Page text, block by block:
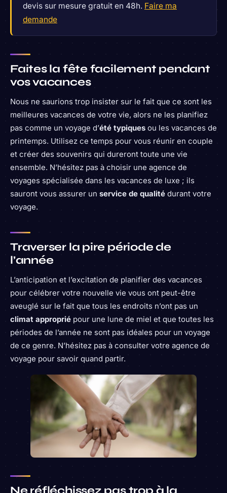
devis sur mesure gratuit en 48h. Faire ma
demande
Faites la fête facilement pendant
vos vacances
Nous ne saurions trop insister sur le fait que ce sont les
meilleures vacances de votre vie, alors ne les planifiez
pas comme un voyage d’été typiques ou les vacances de
printemps. Utilisez ce temps pour vous réunir en couple
et créer des souvenirs qui dureront toute une vie
ensemble. N’hésitez pas à choisir une agence de
voyages spécialisée dans les vacances de luxe ; ils
sauront vous assurer un service de qualité durant votre
voyage.
Traverser la pire période de
l’année
L’anticipation et l’excitation de planifier des vacances
pour célébrer votre nouvelle vie vous ont peut-être
aveuglé sur le fait que tous les endroits n’ont pas un
climat approprié pour une lune de miel et que toutes les
périodes de l’année ne sont pas idéales pour un voyage
de ce genre. N’hésitez pas à consulter votre agence de
voyage pour savoir quand partir.